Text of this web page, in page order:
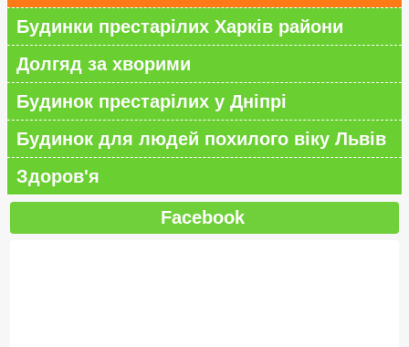
Будинки престарілих Харків райони
Долгяд за хворими
Будинок престарілих у Дніпрі
Будинок для людей похилого віку Львів
Здоров'я
Facebook